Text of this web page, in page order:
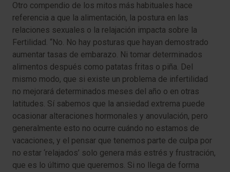
Otro compendio de los mitos más habituales hace
referencia a que la alimentación, la postura en las
relaciones sexuales o la relajación impacta sobre la
Fertilidad. “No. No hay posturas que hayan demostrado
aumentar tasas de embarazo. Ni tomar determinados
alimentos después como patatas fritas o piña. Del
mismo modo, que si existe un problema de infertilidad
no mejorará determinados meses del año o en otras
latitudes. Sí sabemos que la ansiedad extrema puede
ocasionar alteraciones hormonales y anovulación, pero
generalmente esto no ocurre cuándo no estamos de
vacaciones, y el pensar que tenemos parte de culpa por
no estar ‘relajados’ solo genera más estrés y frustración,
que es lo último que queremos. Si no llega de forma